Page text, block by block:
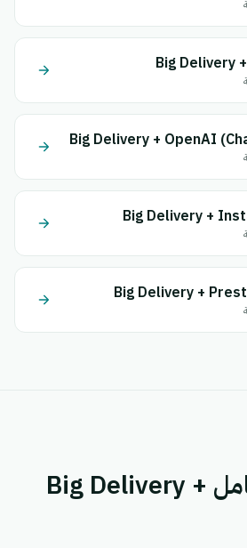
Big Delivery
Big Delivery + OpenAI
Big Delivery +
Big Delivery +
كيف يعمل تكامل Big Delivery +